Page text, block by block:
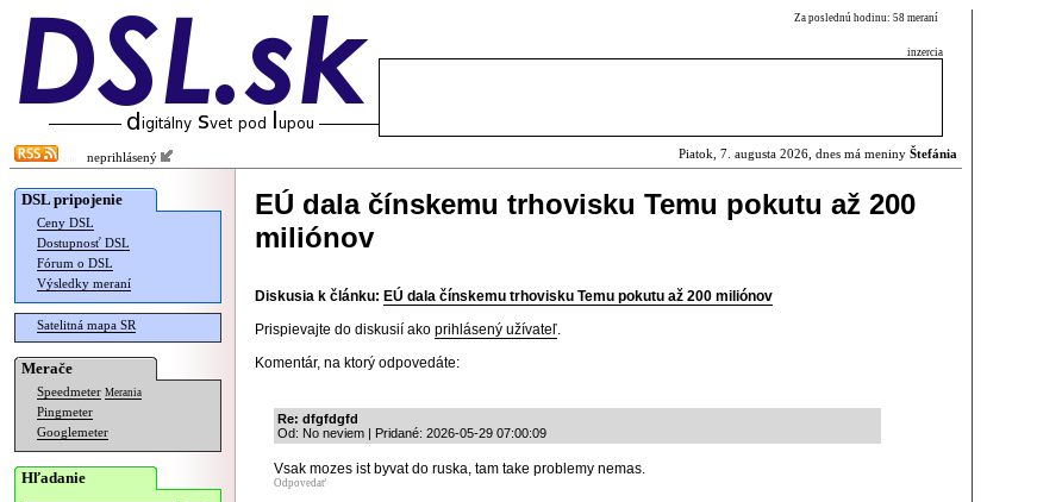
Za poslednú hodinu: 58 meraní
inzercia
neprihlásený Piatok, 7. augusta 2026, dnes má meniny Štefánia
DSL pripojenie
Ceny DSL
Dostupnosť DSL
Fórum o DSL
Výsledky meraní
Satelitná mapa SR
Merače
Speedmeter Merania
Pingmeter
Googlemeter
Hľadanie
EÚ dala čínskemu trhovisku Temu pokutu až 200
miliónov
Diskusia k článku: EÚ dala čínskemu trhovisku Temu pokutu až 200 miliónov
Prispievajte do diskusií ako prihlásený užívateľ.
Komentár, na ktorý odpovedáte:
Re: dfgfdgfd
Od: No neviem | Pridané: 2026-05-29 07:00:09
Vsak mozes ist byvat do ruska, tam take problemy nemas.
Odpovedať